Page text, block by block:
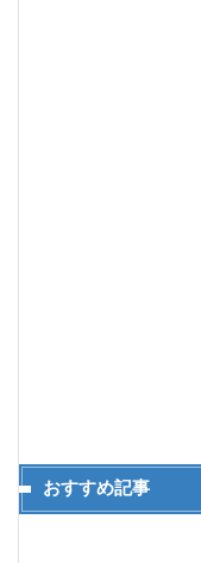
おすすめ記事